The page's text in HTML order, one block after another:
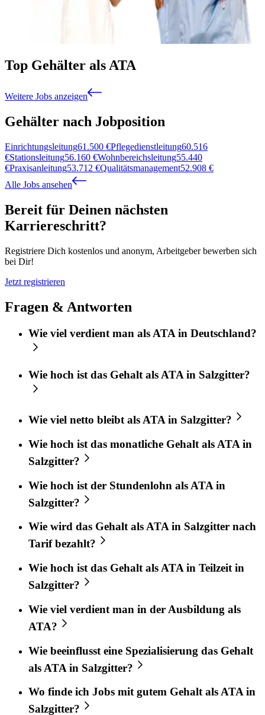
Top Gehälter als ATA
Weitere Jobs anzeigen
Gehälter nach Jobposition
Einrichtungsleitung61.500 €Pflegedienstleitung60.516
€Stationsleitung56.160 €Wohnbereichsleitung55.440
€Praxisanleitung53.712 €Qualitätsmanagement52.908 €
Alle Jobs ansehen
Bereit für Deinen nächsten
Karriereschritt?
Registriere Dich kostenlos und anonym, Arbeitgeber bewerben sich
bei Dir!
Jetzt registrieren
Fragen & Antworten
Wie viel verdient man als ATA in Deutschland?
Wie hoch ist das Gehalt als ATA in Salzgitter?
Wie viel netto bleibt als ATA in Salzgitter?
Wie hoch ist das monatliche Gehalt als ATA in
Salzgitter?
Wie hoch ist der Stundenlohn als ATA in
Salzgitter?
Wie wird das Gehalt als ATA in Salzgitter nach
Tarif bezahlt?
Wie hoch ist das Gehalt als ATA in Teilzeit in
Salzgitter?
Wie viel verdient man in der Ausbildung als
ATA?
Wie beeinflusst eine Spezialisierung das Gehalt
als ATA in Salzgitter?
Wo finde ich Jobs mit gutem Gehalt als ATA in
Salzgitter?